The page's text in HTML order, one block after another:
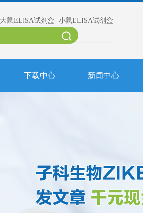
大鼠ELISA试剂盒- 小鼠ELISA试剂盒
下载中心 新闻中心